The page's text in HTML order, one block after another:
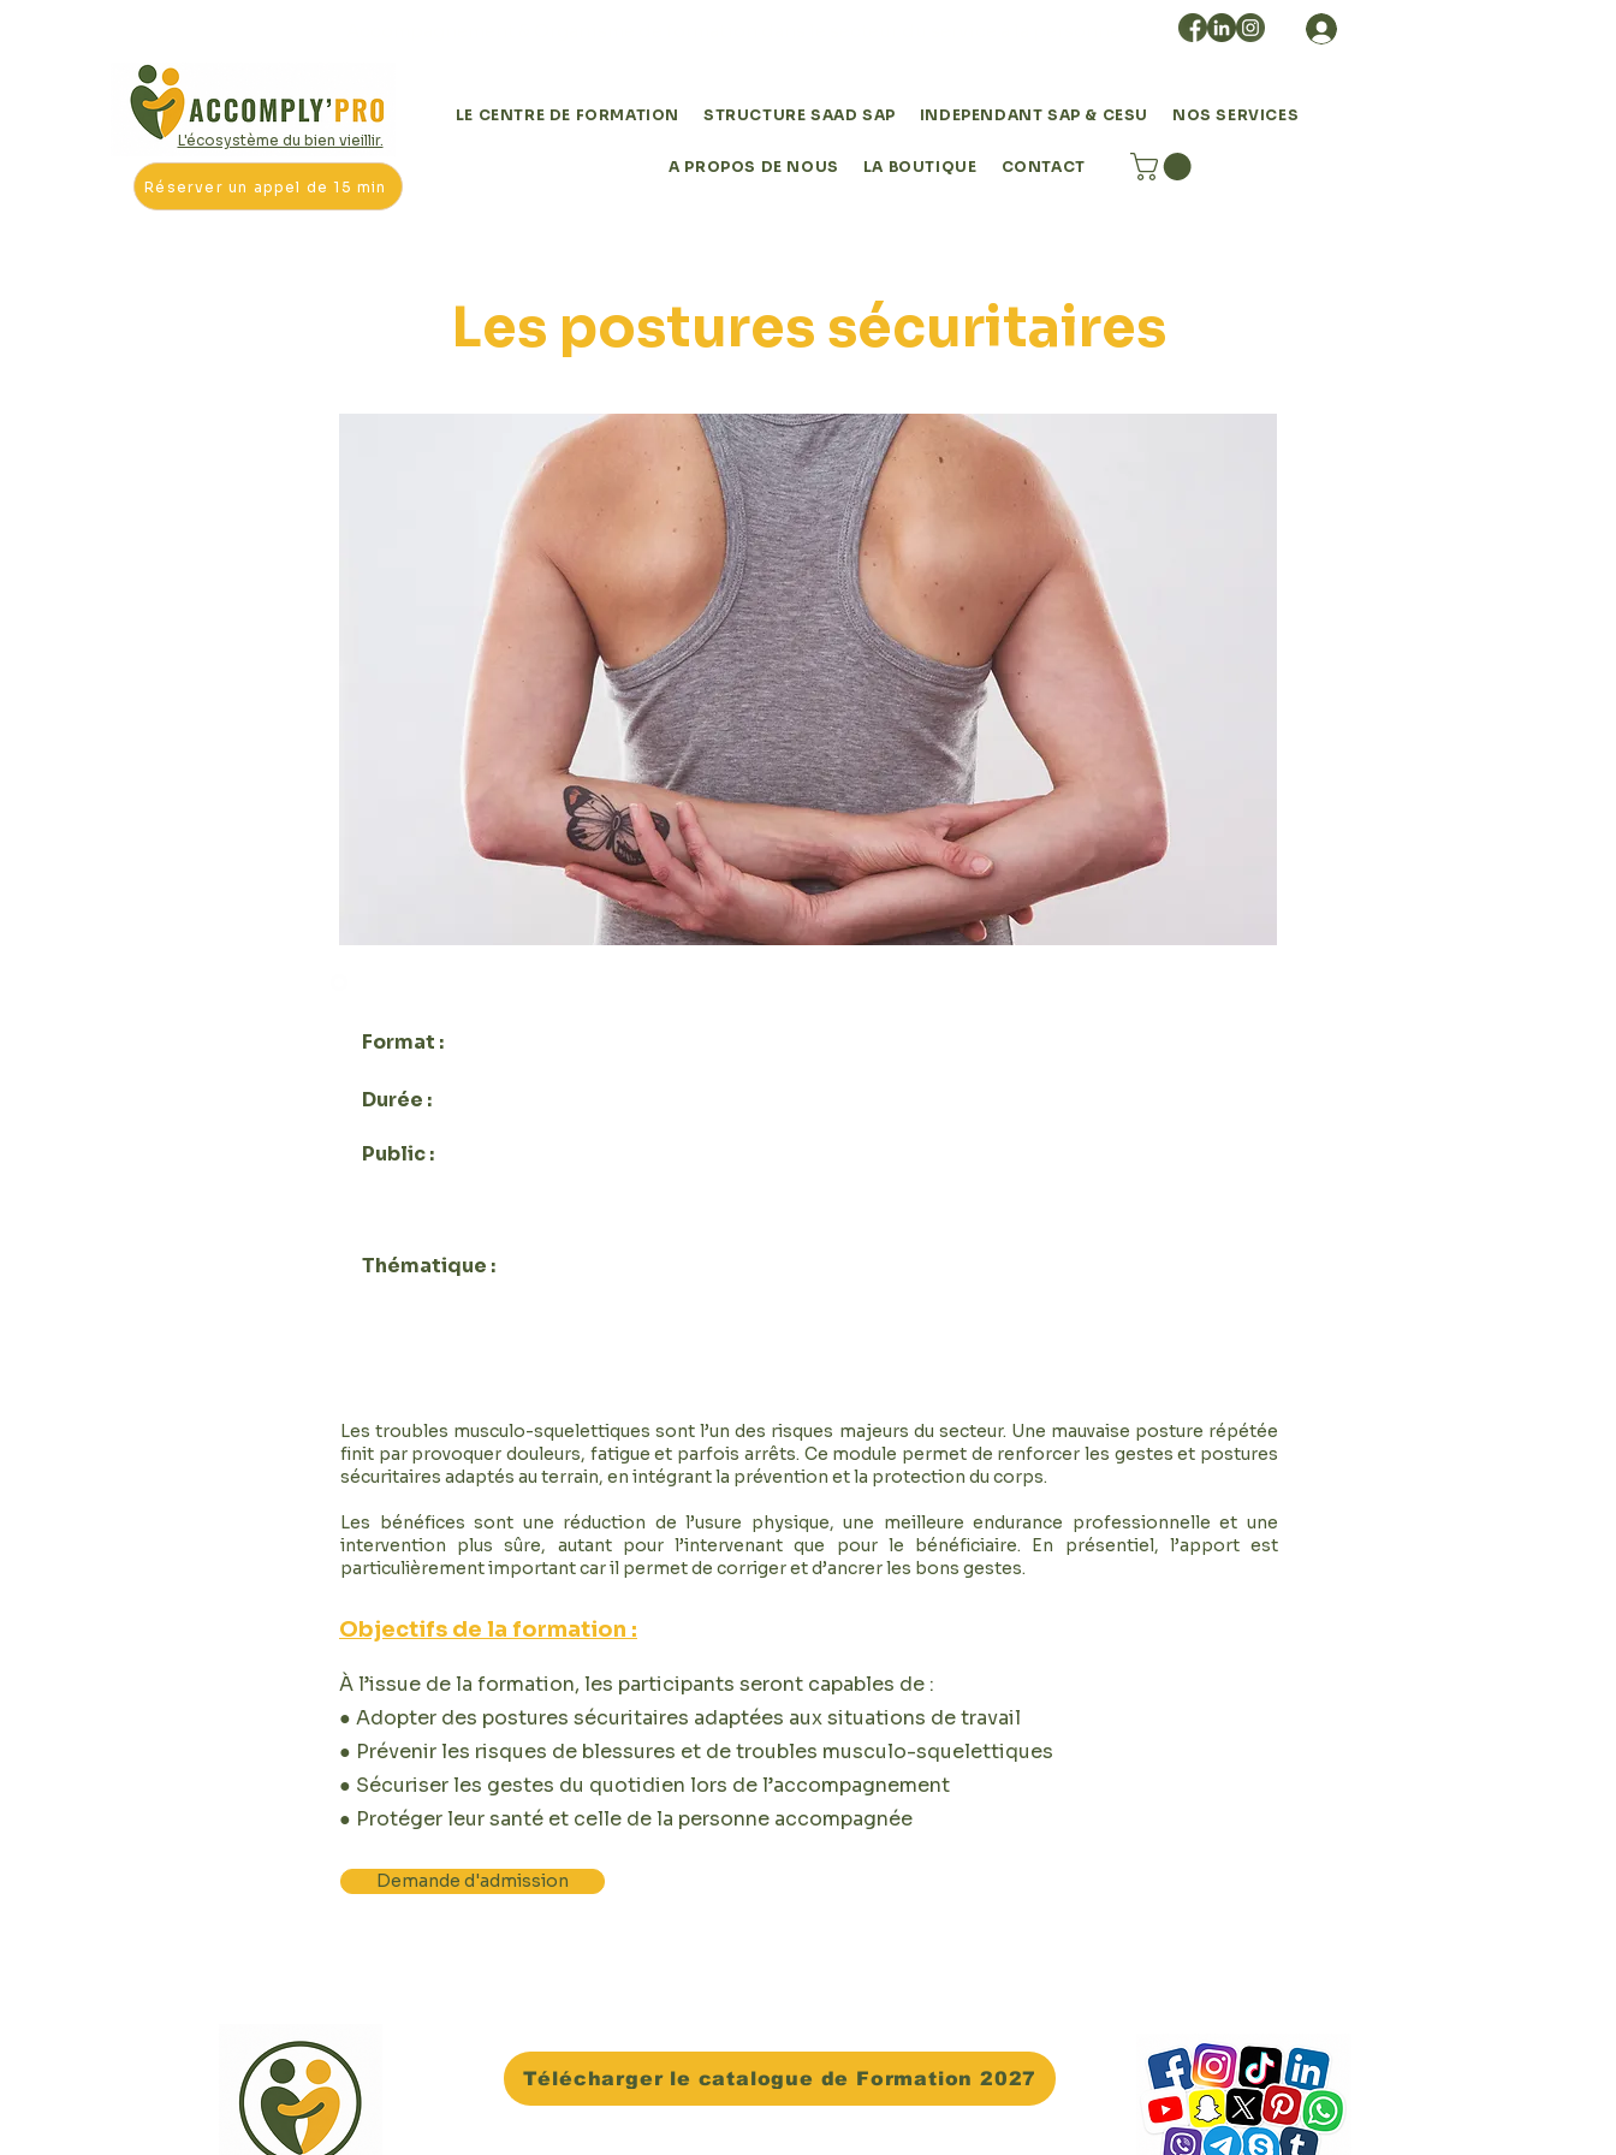
LE CENTRE DE FORMATION STRUCTURE SAAD SAP INDEPENDANT SAP & CESU NOS SERVICES
A PROPOS DE NOUS LA BOUTIQUE CONTACT
L'écosystème du bien vieillir.
Réserver un appel de 15 min < Back
Les postures sécuritaires
Format :
Durée :
Public :
Thématique :
Les troubles musculo-squelettiques sont l’un des risques majeurs du secteur. Une mauvaise posture répétée
finit par provoquer douleurs, fatigue et parfois arrêts. Ce module permet de renforcer les gestes et postures
sécuritaires adaptés au terrain, en intégrant la prévention et la protection du corps.
Les bénéfices sont une réduction de l’usure physique, une meilleure endurance professionnelle et une
intervention plus sûre, autant pour l’intervenant que pour le bénéficiaire. En présentiel, l’apport est
particulièrement important car il permet de corriger et d’ancrer les bons gestes.
Objectifs de la formation :
À l’issue de la formation, les participants seront capables de :
● Adopter des postures sécuritaires adaptées aux situations de travail
● Prévenir les risques de blessures et de troubles musculo-squelettiques
● Sécuriser les gestes du quotidien lors de l’accompagnement
● Protéger leur santé et celle de la personne accompagnée
Demande d'admission
Télécharger le catalogue de Formation 2027